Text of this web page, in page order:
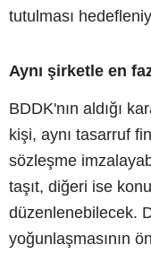
tutulması
Aynı şirketle en
BDDK'nın aldığı
kişi, aynı tasarruf
sözleşme
taşıt, diğeri ise
düzenlenebilecek.
yoğunlaşmasının